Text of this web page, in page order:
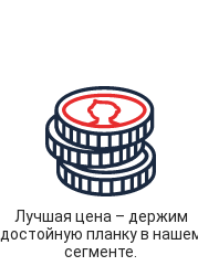
Лучшая цена – держим
достойную планку в
сегменте.